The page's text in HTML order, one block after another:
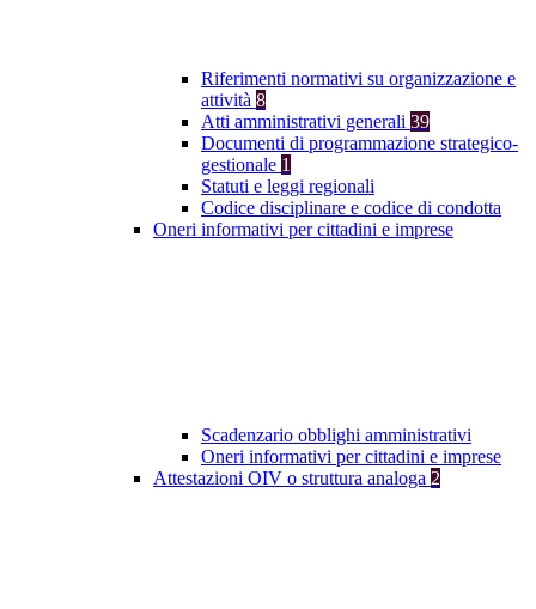
Riferimenti normativi su organizzazione e
attività 8
Atti amministrativi generali 39
Documenti di programmazione strategico-
gestionale 1
Statuti e leggi regionali
Codice disciplinare e codice di condotta
Oneri informativi per cittadini e imprese
Scadenzario obblighi amministrativi
Oneri informativi per cittadini e imprese
Attestazioni OIV o struttura analoga 2